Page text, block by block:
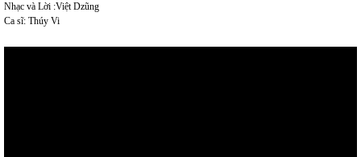
Nhạc và Lời :Việt Dzũng
Ca sĩ: Thúy Vi